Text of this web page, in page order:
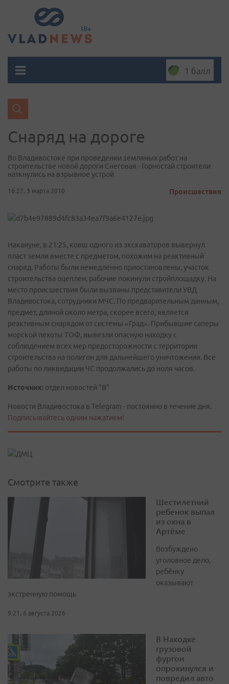
1 балл
Снаряд на дороге
Во Владивостоке при проведении земляных работ на
строительстве новой дороги Снеговая - Горностай строители
наткнулись на взрывное устрой
16:27, 3 марта 2010 Происшествия
Накануне, в 21:25, ковш одного из экскаваторов вывернул
пласт земли вместе с предметом, похожим на реактивный
снаряд. Работы были немедленно приостановлены, участок
строительства оцеплен, рабочие покинули стройплощадку. На
место происшествия были вызваны представители УВД
Владивостока, сотрудники МЧС. По предварительным данным,
предмет, длиной около метра, скорее всего, является
реактивным снарядом от системы «Град». Прибывшие саперы
морской пехоты ТОФ, вывезли опасную находку с
соблюдением всех мер предосторожности с территории
строительства на полигон для дальнейшего уничтожения. Все
работы по ликвидации ЧС продолжались до ноля часов.
Источник: отдел новостей "В"
Новости Владивостока в Telegram - постоянно в течение дня.
Подписывайтесь одним нажатием!
Смотрите также
Шестилетний
ребенок выпал
из окна в
Артёме
Возбуждено
уголовное дело,
ребёнку
оказывают
экстренную помощь
9:21, 6 августа 2026
В Находке
грузовой
фургон
опрокинулся и
повредил авто